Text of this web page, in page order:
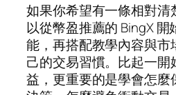
如果你希望有一條相對清
以從幣盈推薦的 BingX
能，再搭配教學內容與市
己的交易習慣。比起一開
益，更重要的是學會怎麼